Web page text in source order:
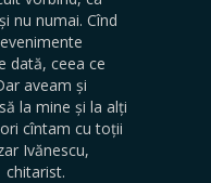
nu numai. Cînd
dată, ceea ce
aveam și
la mine și la alți
cîntam cu toții
Ivănescu,